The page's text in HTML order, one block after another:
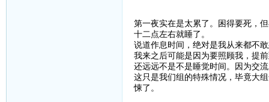
第一夜实在是太累了。困得要死，
十二点左右就睡了。
说道作息时间，绝对是我从来都不
我来之后可能是因为要照顾我，提
还远远不是不是睡觉时间。因为交
这只是我们组的特殊情况，毕竟大
悚了。